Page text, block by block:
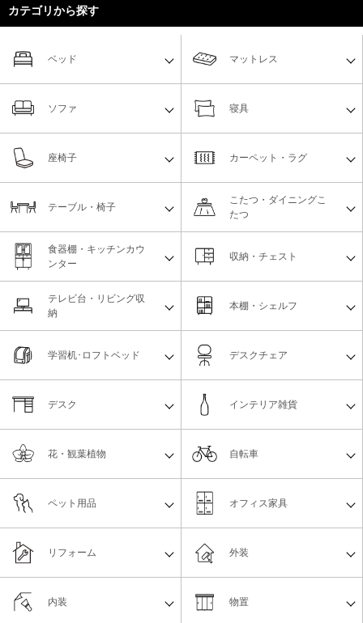
カテゴリから探す
ベッド マットレス
ソファ 寝具
座椅子 カーペット・ラグ
テーブル・椅子
こたつ・ダイニングこ
たつ
食器棚・キッチンカウ
ンター
収納・チェスト
テレビ台・リビング収
納
本棚・シェルフ
学習机･ロフトベッド デスクチェア
デスク インテリア雑貨
花・観葉植物 自転車
ペット用品 オフィス家具
リフォーム
物置
外装
内装